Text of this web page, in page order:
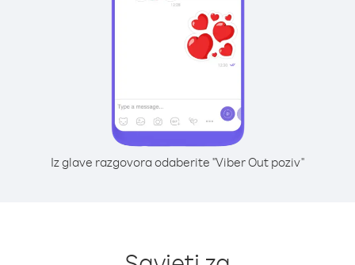
Iz glave razgovora odaberite "Viber Out poziv"